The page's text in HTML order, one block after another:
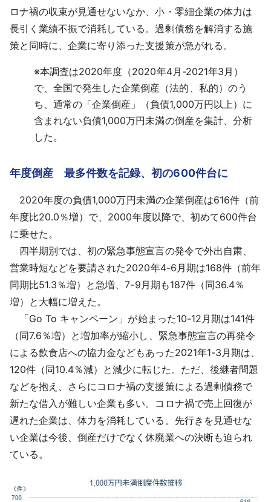
ロナ禍の収束が見通せないなか、小・零細企業の体力は
長引く業績不振で消耗している。過剰債務を解消する施
策と同時に、企業に寄り添った支援策が急がれる。
※本調査は2020年度（2020年4月-2021年3月）
で、全国で発生した企業倒産（法的、私的）のう
ち、通常の「企業倒産」（負債1,000万円以上）に
含まれない負債1,000万円未満の倒産を集計、分析
した。
年度倒産 最多件数を記録、初の600件台に
2020年度の負債1,000万円未満の企業倒産は616件（前
年度比20.0％増）で、2000年度以降で、初めて600件台
に乗せた。
四半期別では、初の緊急事態宣言の発令で外出自粛、
営業時短などを要請された2020年4-6月期は168件（前年
同期比51.3％増）と急増、7-9月期も187件（同36.4％
増）と大幅に増えた。
「Go To キャンペーン」が始まった10-12月期は141件
（同7.6％増）と増加率が縮小し、緊急事態宣言の再発令
による飲食店への協力金などもあった2021年1-3月期は、
120件（同10.4％減）と減少に転じた。ただ、後継者問題
などを抱え、さらにコロナ禍の支援策による過剰債務で
新たな借入が難しい企業も多い。コロナ禍で売上回復が
遅れた企業は、体力を消耗している。先行きを見通せな
い企業は今後、倒産だけでなく休廃業への決断も迫られ
ている。